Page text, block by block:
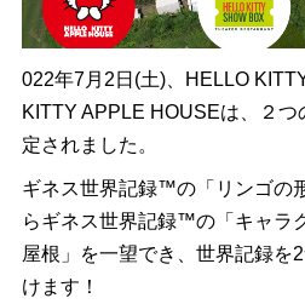
022年7月2日(土)、HELLO
KITTY APPLE HOUSEは、２
定されました。
ギネス世界記録™の「リンゴの
らギネス世界記録™の「キャラ
屋根」を一望でき、世界記録を
けます！